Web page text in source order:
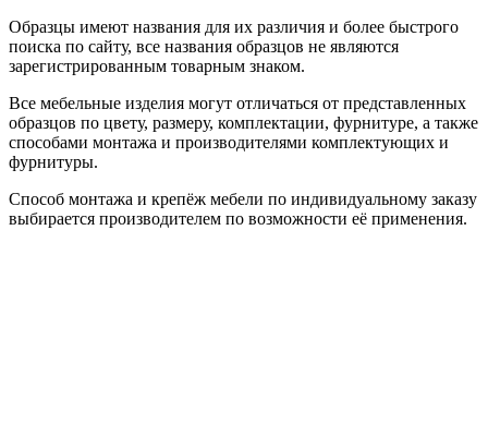
Образцы имеют названия для их различия и более быстрого
поиска по сайту, все названия образцов не являются
зарегистрированным товарным знаком.
Все мебельные изделия могут отличаться от представленных
образцов по цвету, размеру, комплектации, фурнитуре, а также
способами монтажа и производителями комплектующих и
фурнитуры.
Способ монтажа и крепёж мебели по индивидуальному заказу
выбирается производителем по возможности её применения.